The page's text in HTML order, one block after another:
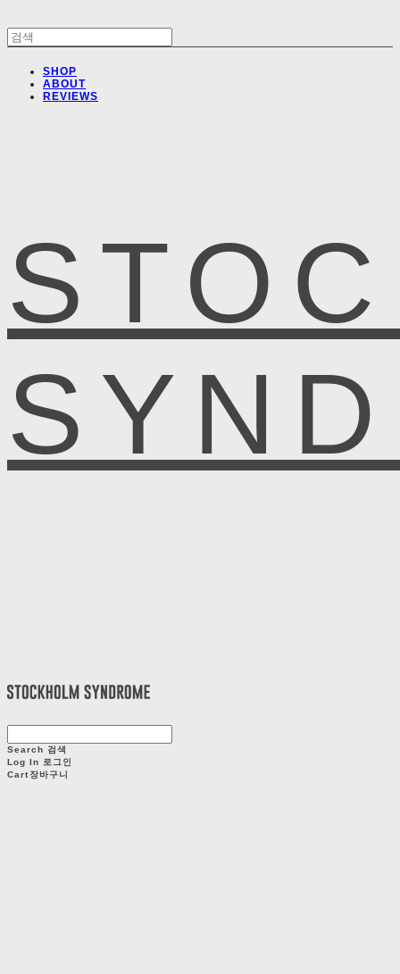
SHOP
ABOUT
REVIEWS
Search 검색
Log In 로그인
Cart장바구니